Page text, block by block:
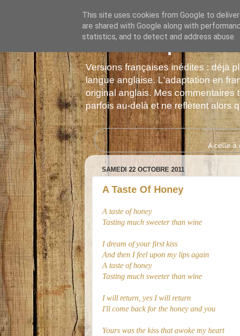
Les Monophonies
Versions françaises inédites : déjà
langue anglaise. L'adaptation en
original anglais. Mes commentaires
parfois au-delà et ne reflètent alors
SAMEDI 22 OCTOBRE 2011
A Taste Of Honey
A taste of honey
Tasting much sweeter than wine
I dream of your first kiss
And then I feel upon my lips again
A taste of honey
Tasting much sweeter than wine
I will return, yes I will return
I'll come back for the honey and you
Yours was the kiss that awoke my heart
This site uses cookies from Google to
are shared with Google along with
statistics, and to detect and address abuse.